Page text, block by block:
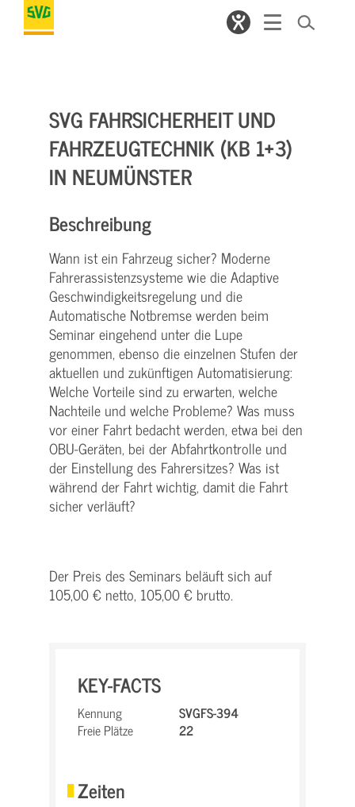
SVG FAHRSICHERHEIT UND
FAHRZEUGTECHNIK (KB 1+3)
IN NEUMÜNSTER
Beschreibung
Wann ist ein Fahrzeug sicher? Moderne
Fahrerassistenzsysteme wie die Adaptive
Geschwindigkeitsregelung und die
Automatische Notbremse werden beim
Seminar eingehend unter die Lupe
genommen, ebenso die einzelnen Stufen der
aktuellen und zukünftigen Automatisierung:
Welche Vorteile sind zu erwarten, welche
Nachteile und welche Probleme? Was muss
vor einer Fahrt bedacht werden, etwa bei den
OBU-Geräten, bei der Abfahrtkontrolle und
der Einstellung des Fahrersitzes? Was ist
während der Fahrt wichtig, damit die Fahrt
sicher verläuft?
Der Preis des Seminars beläuft sich auf
105,00 € netto, 105,00 € brutto.
KEY-FACTS
Kennung
SVGFS-394
Freie Plätze
22
Zeiten